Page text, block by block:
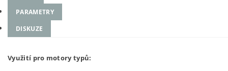
PARAMETRY
DISKUZE
Využití pro motory typů: